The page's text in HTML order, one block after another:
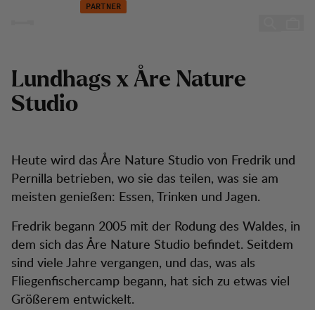
Zum Inhalt springenPARTNER
Lundhags x Åre Nature
Studio
Heute wird das Åre Nature Studio von Fredrik und
Pernilla betrieben, wo sie das teilen, was sie am
meisten genießen: Essen, Trinken und Jagen.
Fredrik begann 2005 mit der Rodung des Waldes, in
dem sich das Åre Nature Studio befindet. Seitdem
sind viele Jahre vergangen, und das, was als
Fliegenfischercamp begann, hat sich zu etwas viel
Größerem entwickelt.